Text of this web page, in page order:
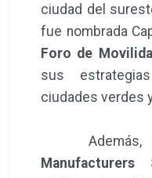
ciudad del
fue nombrada
Foro de
sus
ciudades verdes
Además,
Manufacturers